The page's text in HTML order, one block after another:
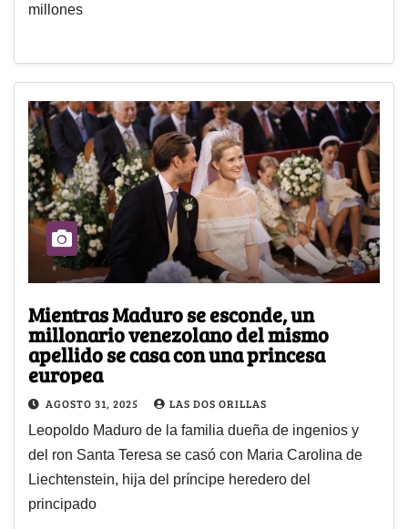
millones
Mientras Maduro se esconde, un
millonario venezolano del mismo
apellido se casa con una princesa
europea
AGOSTO 31, 2025 LAS DOS ORILLAS
Leopoldo Maduro de la familia dueña de ingenios y
del ron Santa Teresa se casó con Maria Carolina de
Liechtenstein, hija del príncipe heredero del
principado